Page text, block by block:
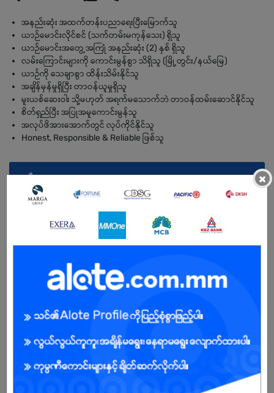
အနည်းဆုံး အထက်တန်းပညာရေးပြီးမြောက်သူ
ယာဉ်မောင်းလိုင်စင် (သက်တမ်းမကုန်သေး) ရှိသူ
ယာဉ်မောင်းအတွေ့အကြုံ အနည်းဆုံး (2) နှစ် ရှိသူ
လမ်းကြောင်းများကို ကောင်းမွန်စွာ သိရှိသူ (မြို့တွင်း/နယ်မြေ)
ယာဉ်ကို သေချာစွာ ထိန်းသိမ်းနိုင်သူ
အချိန်မှန်မှုရှိပြီး တာဝန်ယူမှုရှိသူ
မူးယစ်ဆေးဝါး သို့မဟုတ် အရက်မသောက်ဘဲ တာဝန်ထမ်းဆောင်နိုင်သူ
စိတ်ရှည်ပြီး အပြုအမူကောင်းမွန်သူ
အလုပ်ဖိအားအောက်တွင် လုပ်ကိုင်နိုင်သူ
Honest, Responsible & Reliable ဖြစ်သူ
×